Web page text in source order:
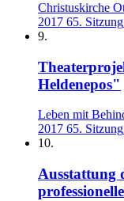
Christuskirche
2017 65. Sitzung
9.
Heldenepos"
Leben mit
2017 65. Sitzung
10.
Ausstattung